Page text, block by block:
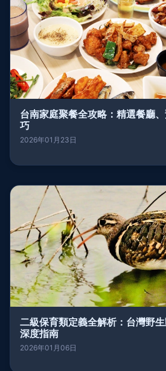
台南家庭聚餐全攻略：精選餐廳
巧
2026年01月23日
二級保育類定義全解析：台灣野
深度指南
2026年01月06日